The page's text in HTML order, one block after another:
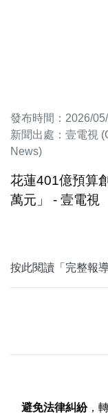
發布時間：2026/
新聞出處：壹電視
News)
花蓮401億預算
萬元」 - 壹電視
按此閱讀「完整報導
避免法律糾紛，